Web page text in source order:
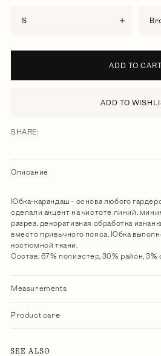
S
ADD TO CART
ADD TO
SHARE:
Описание
Юбка-карандаш - основа любого
сделали акцент на чистоте линий:
разрез, декоративная обработка
вместо привычного пояса. Юбка
костюмной ткани.
Состав: 67% полиэстер, 30% район, 3%
Measurements
Product care
SEE ALSO